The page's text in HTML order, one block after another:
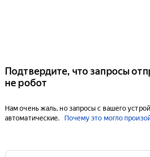
Подтвердите, что запросы
не робот
Нам очень жаль, но запросы с вашего
автоматические.
Почему это могло